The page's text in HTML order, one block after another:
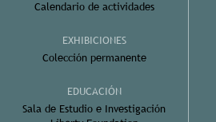
Calendario de actividades
EXHIBICIONES
Colección permanente
EDUCACIÓN
Sala de Estudio e Investigación